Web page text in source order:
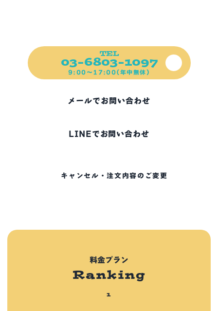
TEL
03-6803-1097
9:00～17:00(年中無休)
メールでお問い合わせ
LINEでお問い合わせ
キャンセル・注文内容のご変更
料金プラン
Ranking